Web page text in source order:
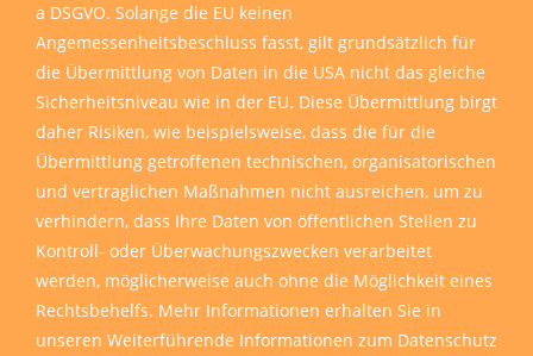
a DSGVO. Solange die EU keinen
Angemessenheitsbeschluss fasst, gilt grundsätzlich für
die Übermittlung von Daten in die USA nicht das gleiche
Sicherheitsniveau wie in der EU. Diese Übermittlung birgt
daher Risiken, wie beispielsweise, dass die für die
Übermittlung getroffenen technischen, organisatorischen
und vertraglichen Maßnahmen nicht ausreichen, um zu
verhindern, dass Ihre Daten von öffentlichen Stellen zu
Kontroll- oder Überwachungszwecken verarbeitet
werden, möglicherweise auch ohne die Möglichkeit eines
Rechtsbehelfs. Mehr Informationen erhalten Sie in
unseren Weiterführende Informationen zum Datenschutz